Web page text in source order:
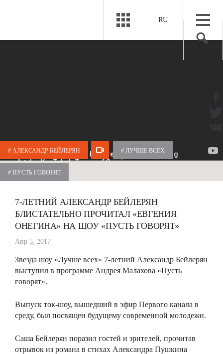
RU
# АЛЕКСАНДР БЕЙЛЕРЯН # ЛУЧШЕ ВСЕХ
# ПУСТЬ ГОВОРЯТ
7-ЛЕТНИЙ АЛЕКСАНДР БЕЙЛЕРЯН
БЛИСТАТЕЛЬНО ПРОЧИТАЛ «ЕВГЕНИЯ
ОНЕГИНА» НА ШОУ «ПУСТЬ ГОВОРЯТ»
Апр 5, 2017
Звезда шоу «Лучше всех» 7-летний Александр Бейлерян
выступил в программе Андрея Малахова «Пусть
говорят».
Выпуск ток-шоу, вышедший в эфир Первого канала в
среду, был посвящен будущему современной молодежи.
Саша Бейлерян поразил гостей и зрителей, прочитав
отрывок из романа в стихах Александра Пушкина